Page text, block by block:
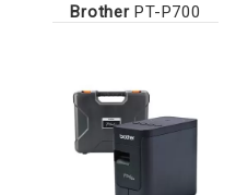
BrotherPT-P700